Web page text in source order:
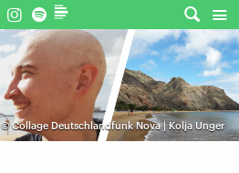
©Collage Deutschlandfunk Nova | Kolja Unger